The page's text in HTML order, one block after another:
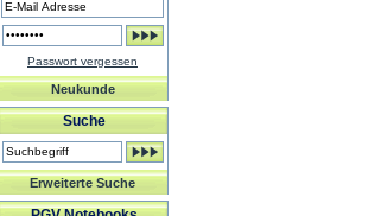
Passwort vergessen
Neukunde
Suche
Erweiterte Suche